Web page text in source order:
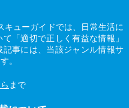
ューガイドでは、日常生活に
「適切で正しく有益な情報」
事には、当該ジャンル情報サ
。
まで